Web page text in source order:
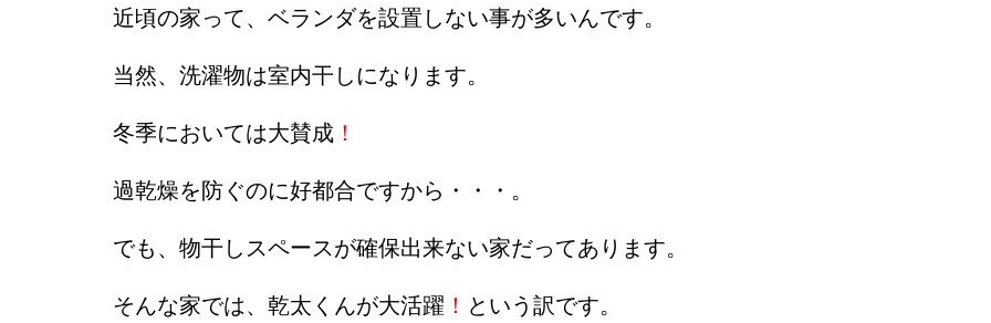
近頃の家って、ベランダを設置しない事が多いんです。
当然、洗濯物は室内干しになります。
冬季においては大賛成 ！
過乾燥を防ぐのに好都合ですから・・・。
でも、物干しスペースが確保出来ない家だってあります。
そんな家では、乾太くんが大活躍 ！ という訳です。